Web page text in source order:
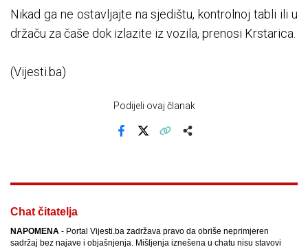
Nikad ga ne ostavljajte na sjedištu, kontrolnoj tabli ili u
držaču za čaše dok izlazite iz vozila, prenosi Krstarica.
(Vijesti.ba)
Podijeli ovaj članak
Chat čitatelja
NAPOMENA - Portal Vijesti.ba zadržava pravo da obriše neprimjeren
sadržaj bez najave i objašnjenja. Mišljenja iznešena u chatu nisu stavovi